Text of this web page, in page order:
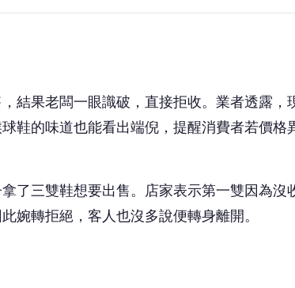
結果老闆一眼識破，直接拒收。業者透露，
鞋的味道也能看出端倪，提醒消費者若價格
了三雙鞋想要出售。店家表示第一雙因為沒
婉轉拒絕，客人也沒多說便轉身離開。